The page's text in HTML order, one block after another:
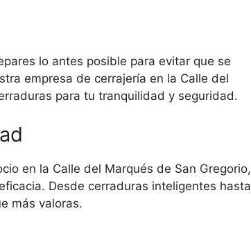
lo antes posible para evitar que se
empresa de cerrajería en la Calle del
para tu tranquilidad y seguridad.
en la Calle del Marqués de San Gregorio,
Desde cerraduras inteligentes hasta
más valoras.